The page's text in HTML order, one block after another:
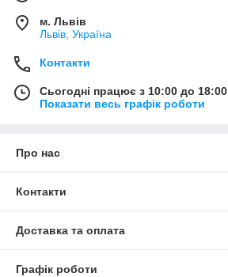
м. Львів
Львів, Україна
Контакти
Сьогодні працює з 10:00 до 18:00
Показати весь графік роботи
Про нас
Контакти
Доставка та оплата
Графік роботи